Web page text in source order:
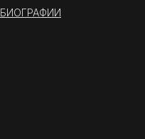
БИОГРАФИИ